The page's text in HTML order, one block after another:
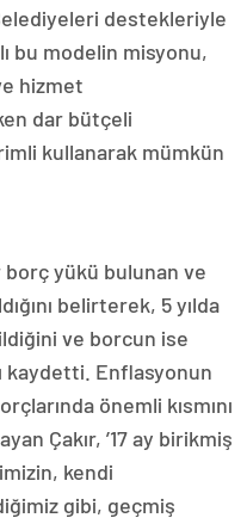
destekleriyle
bu modelin misyonu,
hizmet
dar bütçeli
kullanarak mümkün
borç yükü bulunan ve
belirterek, 5 yılda
ve borcun ise
kaydetti. Enflasyonun
önemli kısmını
Çakır, ’17 ay birikmiş
kendi
gibi, geçmiş